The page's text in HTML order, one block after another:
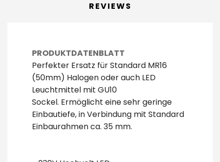
REVIEWS
PRODUKTDATENBLATT
Perfekter Ersatz für Standard MR16
(50mm) Halogen oder auch LED
Leuchtmittel mit GU10
Sockel. Ermöglicht eine sehr geringe
Einbautiefe, in Verbindung mit Standard
Einbaurahmen ca. 35 mm.